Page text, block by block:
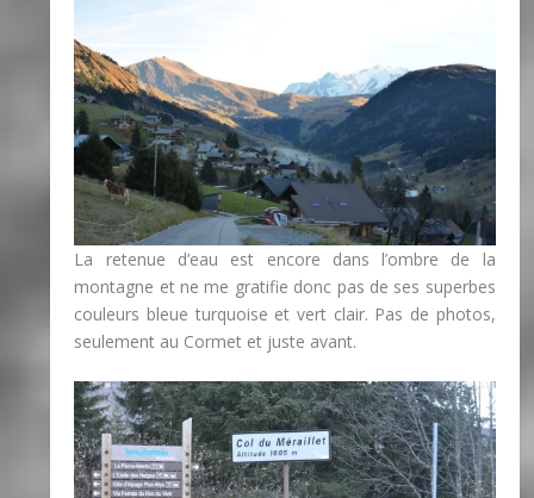
La retenue d’eau est encore dans l’ombre de la
montagne et ne me gratifie donc pas de ses superbes
couleurs bleue turquoise et vert clair. Pas de photos,
seulement au Cormet et juste avant.